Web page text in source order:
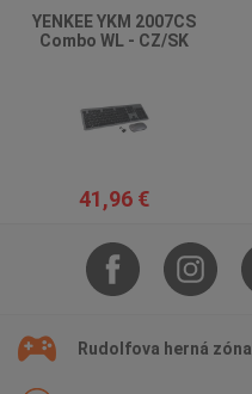
YENKEE YKM 2007CS
Combo WL - CZ/SK
41,96 €
Rudolfova herná zóna